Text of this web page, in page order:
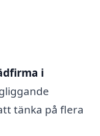
i
tänka på flera